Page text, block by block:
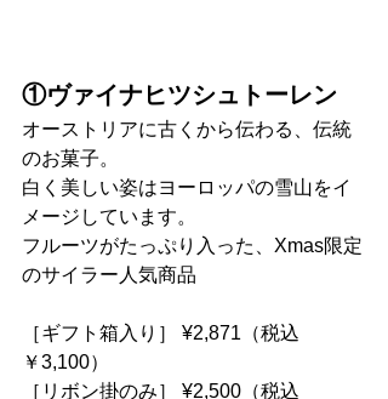
①ヴァイナヒツシュトーレン
オーストリアに古くから伝わる、伝統
のお菓子。
白く美しい姿はヨーロッパの雪山をイ
メージしています。
フルーツがたっぷり入った、Xmas限定
のサイラー人気商品
［ギフト箱入り］ ¥2,871（税込
￥3,100）
［リボン掛のみ］ ¥2,500（税込